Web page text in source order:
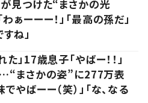
が見つけた“まさかの光
ーーー！」「最高の孫だ」
ね」
」17歳息子「やばー！！」
まさかの姿”に277万表
やばーー（笑）」「な、なる